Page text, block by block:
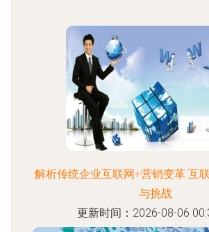
解析传统企业互联网+营销变革 互
与挑战
更新时间：2026-08-06